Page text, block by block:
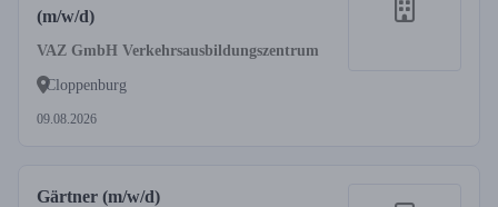
(m/w/d)
VAZ GmbH Verkehrsausbildungszentrum
Cloppenburg
09.08.2026
Gärtner (m/w/d)